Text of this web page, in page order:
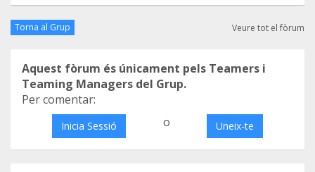
Torna al Grup Veure tot el fòrum
Aquest fòrum és únicament pels Teamers i
Teaming Managers del Grup.
Per comentar:
Inicia Sessió o Uneix-te